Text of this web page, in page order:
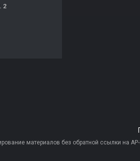
2
материалов без обратной ссылки на